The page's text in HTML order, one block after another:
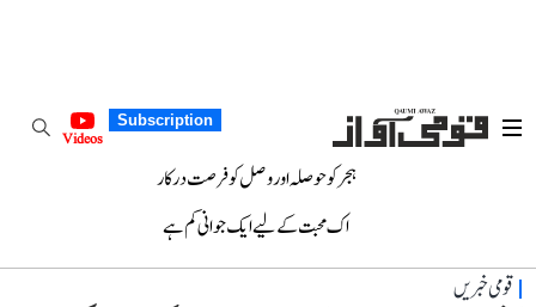
Subscription
Videos
ہجر کو حوصلہ اور وصل کو فرصت درکار
اک محبت کے لیے ایک جوانی کم ہے
قومی خبریں